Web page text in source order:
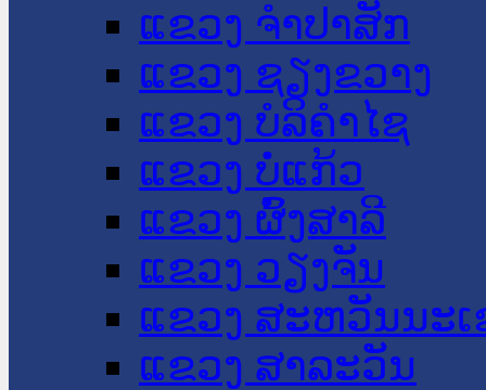
ແຂວງ ຈໍາປາສັກ
ແຂວງ ຊຽງຂວາງ
ແຂວງ ບໍລິຄໍາໄຊ
ແຂວງ ບໍ່ແກ້ວ
ແຂວງ ຜົ້ງສາລີ
ແຂວງ ວຽງຈັນ
ແຂວງ ສະຫວັນນະ
ແຂວງ ສາລະວັນ